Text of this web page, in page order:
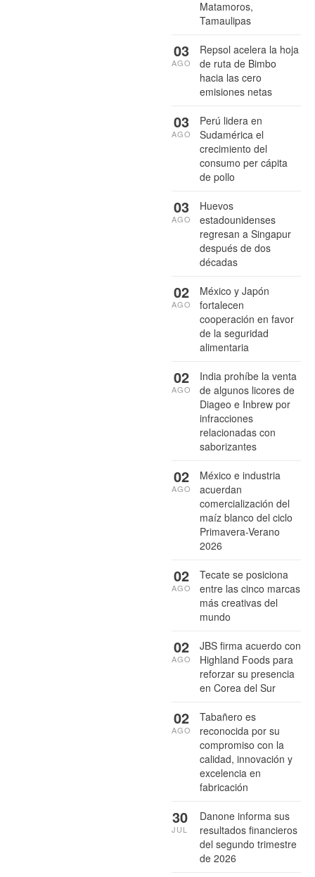
Matamoros,
Tamaulipas
Repsol acelera la hoja
de ruta de Bimbo
hacia las cero
emisiones netas
03
AGO
Perú lidera en
Sudamérica el
crecimiento del
consumo per cápita
de pollo
03
AGO
Huevos
estadounidenses
regresan a Singapur
después de dos
décadas
03
AGO
México y Japón
fortalecen
cooperación en favor
de la seguridad
alimentaria
02
AGO
India prohíbe la venta
de algunos licores de
Diageo e Inbrew por
infracciones
relacionadas con
saborizantes
02
AGO
México e industria
acuerdan
comercialización del
maíz blanco del ciclo
Primavera-Verano
2026
02
AGO
Tecate se posiciona
entre las cinco marcas
más creativas del
mundo
02
AGO
JBS firma acuerdo con
Highland Foods para
reforzar su presencia
en Corea del Sur
02
AGO
Tabañero es
reconocida por su
compromiso con la
calidad, innovación y
excelencia en
fabricación
02
AGO
Danone informa sus
resultados financieros
del segundo trimestre
de 2026
30
JUL